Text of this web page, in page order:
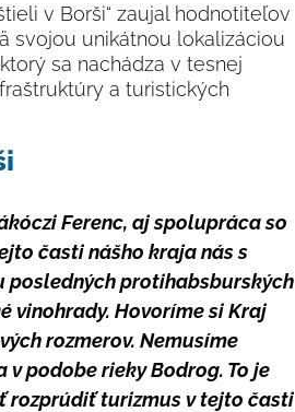
v Borši“ zaujal hodnotiteľov
svojou unikátnou lokalizáciou
sa nachádza v tesnej
a turistických
Ferenc, aj spolupráca so
časti nášho kraja nás s
posledných protihabsburských
vinohrady. Hovoríme si Kraj
rozmerov. Nemusíme
podobe rieky Bodrog. To je
rozprúdiť turizmus v tejto časti